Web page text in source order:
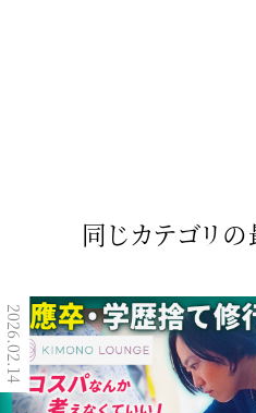
同じカテゴリ
2026.02.14
2023.02.07